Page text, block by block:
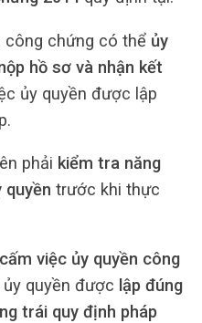
công chứng có thể ủy
hồ sơ và nhận kết
ủy quyền được lập
phải kiểm tra năng
quyền trước khi thực
việc ủy quyền công
quyền được lập đúng
trái quy định pháp